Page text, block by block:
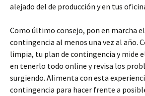
alejado del de producción y en tus
Como último consejo, pon en marcha
contingencia al menos una vez al año.
limpia, tu plan de contingencia y mide
en tenerlo todo online y revisa los
surgiendo. Alimenta con esta
contingencia para hacer frente a